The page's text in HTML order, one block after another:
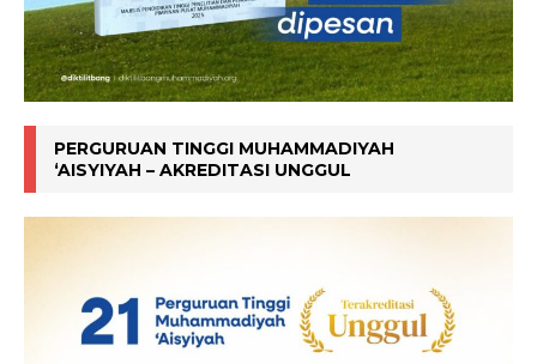
PERGURUAN TINGGI MUHAMMADIYAH
‘AISYIYAH – AKREDITASI UNGGUL